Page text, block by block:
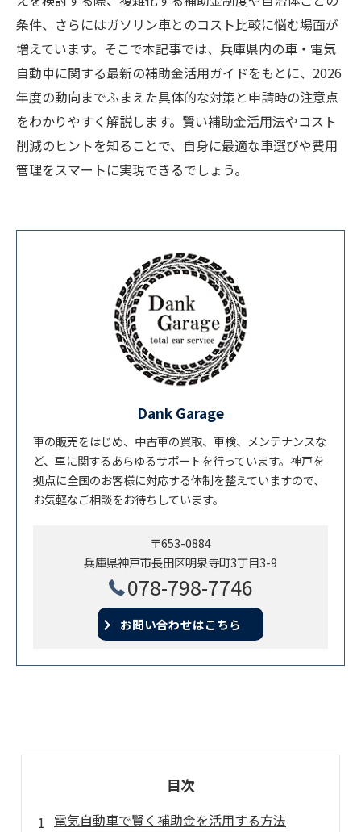
条件、さらにはガソリン車とのコスト比較に悩む場面が
増えています。そこで本記事では、兵庫県内の車・電気
自動車に関する最新の補助金活用ガイドをもとに、2026
年度の動向までふまえた具体的な対策と申請時の注意点
をわかりやすく解説します。賢い補助金活用法やコスト
削減のヒントを知ることで、自身に最適な車選びや費用
管理をスマートに実現できるでしょう。
Dank Garage
車の販売をはじめ、中古車の買取、車検、メンテナンスな
ど、車に関するあらゆるサポートを行っています。神戸を
拠点に全国のお客様に対応する体制を整えていますので、
お気軽なご相談をお待ちしています。
〒653-0884
兵庫県神戸市長田区明泉寺町3丁目3-9
078-798-7746
お問い合わせはこちら
目次
電気自動車で賢く補助金を活用する方法